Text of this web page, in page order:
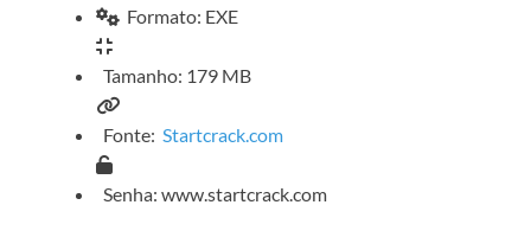
Formato: EXE
Tamanho: 179 MB
Fonte: Startcrack.com
Senha: www.startcrack.com